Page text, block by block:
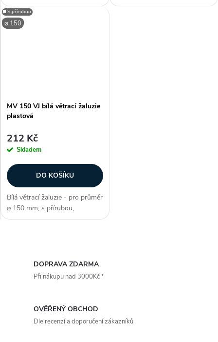
elegantní minimalistické
zpracovní, snadná instalace,
odolná proti UV záření,
elegantní minimalistické
⌀ 150
◼️ S přírubou
MV 150 VJ bílá větrací žaluzie
plastová
212 Kč
Skladem
DO KOŠÍKU
Bílá větrací žaluzie - pro průměr
⌀ 150 mm, s přírubou,
elegantní minimalistické
DOPRAVA ZDARMA
Při nákupu nad 3000Kč *
OVĚŘENÝ OBCHOD
Dle recenzí a doporučení zákazníků